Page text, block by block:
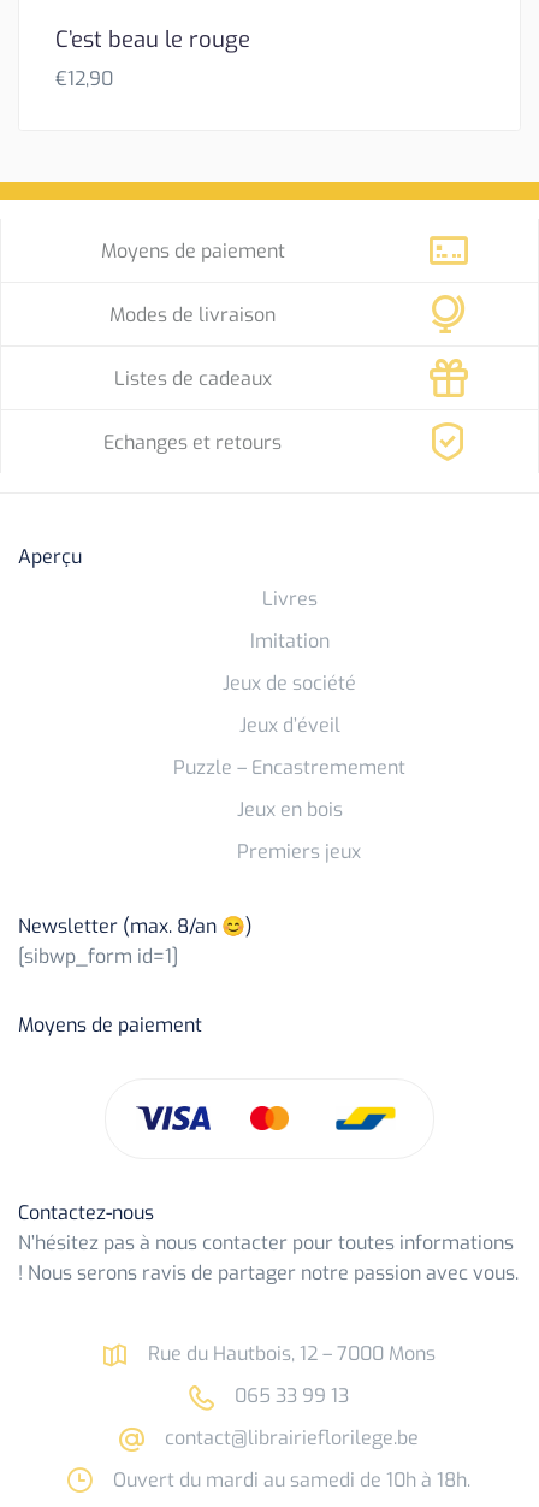
C’est beau le rouge
€12,90
Moyens de paiement
Modes de livraison
Listes de cadeaux
Echanges et retours
Aperçu
Livres
Imitation
Jeux de société
Jeux d’éveil
Puzzle – Encastremement
Jeux en bois
Premiers jeux
Newsletter (max. 8/an 😊)
[sibwp_form id=1]
Moyens de paiement
Contactez-nous
N’hésitez pas à nous contacter pour toutes informations
! Nous serons ravis de partager notre passion avec vous.
Rue du Hautbois, 12 – 7000 Mons
065 33 99 13
contact@librairieflorilege.be
Ouvert du mardi au samedi de 10h à 18h.